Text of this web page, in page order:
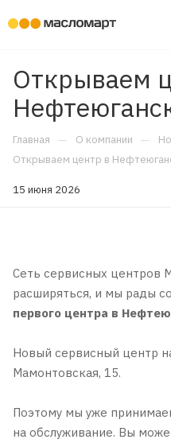
Открываем
Главная — О компании —
Открываем центр в
15 июня 2026
Сеть сервисных центров
расширяться, и мы рады
первого центра в
Новый сервисный центр
Мамонтовская, 15.
Поэтому мы уже
на обслуживание. Вы